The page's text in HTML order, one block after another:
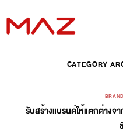
CATEGORY
รับสร้างแบรนด์ให้แตกต่างจ